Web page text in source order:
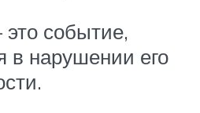
событие,
в нарушении его